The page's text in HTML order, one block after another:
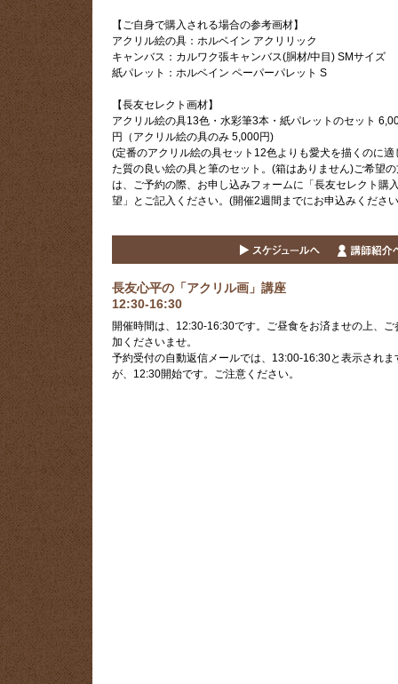
【ご自身で購入される場合の参考画材】
アクリル絵の具：ホルベイン アクリリック
キャンバス：カルワク張キャンバス(胴材/中目) SMサイズ
紙パレット：ホルベイン ペーパーパレット S
【長友セレクト画材】
アクリル絵の具13色・水彩筆3本・紙パレットのセット
円（アクリル絵の具のみ 5,000円)
(定番のアクリル絵の具セット12色よりも愛犬を描くのに適
た質の良い絵の具と筆のセット。(箱はありません)ご希望
は、ご予約の際、お申し込みフォームに「長友セレクト購
望」とご記入ください。(開催2週間までにお申込みくださ
長友心平の「アクリル画」講座
12:30-16:30
開催時間は、12:30-16:30です。ご昼食をお済ませの上、ご
加くださいませ。
予約受付の自動返信メールでは、13:00-16:30と表示されま
が、12:30開始です。ご注意ください。